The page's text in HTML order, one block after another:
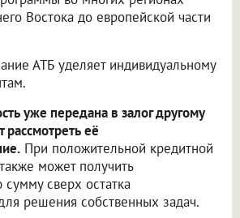
Востока до европейской части
АТБ уделяет индивидуальному
уже передана в залог другому
её
При положительной кредитной
может получить
сверх остатка
решения собственных задач.